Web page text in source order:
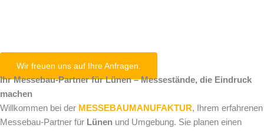
Wir freuen uns auf Ihre Anfragen.
Ihr Messebau-Partner für Lünen – Messestände, die Eindruck
machen
Willkommen bei der MESSEBAUMANUFAKTUR, Ihrem erfahrenen
Messebau-Partner für Lünen und Umgebung. Sie planen einen